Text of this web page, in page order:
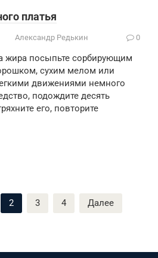
платья
Александр Редькин 0
жира посыпьте сорбирующим
сухим мелом или
движениями немного
подождите десять
его, повторите
2 3 4 Далее